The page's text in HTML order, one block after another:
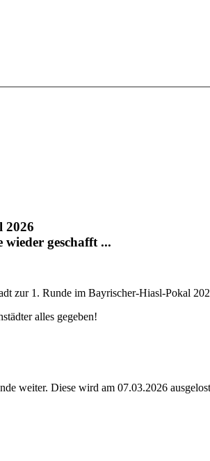
2026
geschafft ...
zur 1. Runde im Bayrischer-Hiasl-Pokal
alles gegeben!
weiter. Diese wird am 07.03.2026